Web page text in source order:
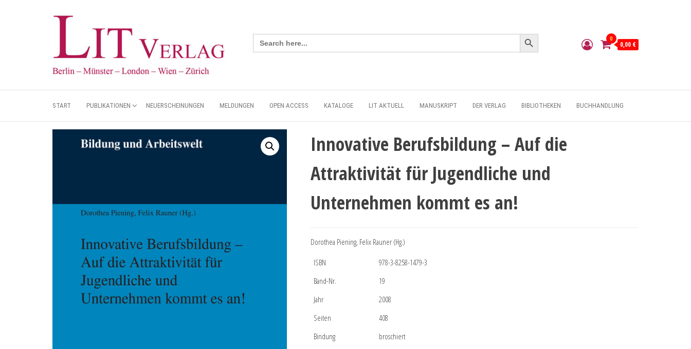
Search
for:
Search Button
0
0,00 €
START PUBLIKATIONEN NEUERSCHEINUNGEN MELDUNGEN OPEN ACCESS KATALOGE LIT AKTUELL MANUSKRIPT DER VERLAG BIBLIOTHEKEN BUCHHANDLUNG
Innovative Berufsbildung – Auf die
Attraktivität für Jugendliche und
Unternehmen kommt es an!
Dorothea Piening, Felix Rauner (Hg.)
ISBN
978-3-8258-1479-3
Band-Nr.
19
Jahr
2008
Seiten
408
Bindung
broschiert